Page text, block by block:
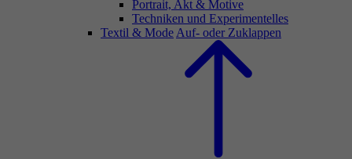
Portrait, Akt & Motive
Techniken und Experimentelles
Textil & Mode Auf- oder Zuklappen